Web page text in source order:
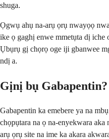
shuga.
Ọgwụ ahụ na-arụ ọrụ nwayọọ
ike ọ gaghị enwe mmetụta dị iche
Ụbụrụ gị chọrọ oge iji gbanwee
ndị a.
Gịnị bụ Gabapentin?
Gabapentin ka emebere ya na
chọpụtara na ọ na-enyekwara
arụ ọrụ site na ime ka akara